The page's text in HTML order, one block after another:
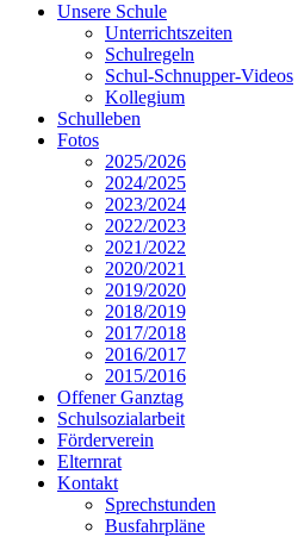
Unsere Schule
Unterrichtszeiten
Schulregeln
Schul-Schnupper-Videos
Kollegium
Schulleben
Fotos
2025/2026
2024/2025
2023/2024
2022/2023
2021/2022
2020/2021
2019/2020
2018/2019
2017/2018
2016/2017
2015/2016
Offener Ganztag
Schulsozialarbeit
Förderverein
Elternrat
Kontakt
Sprechstunden
Busfahrpläne